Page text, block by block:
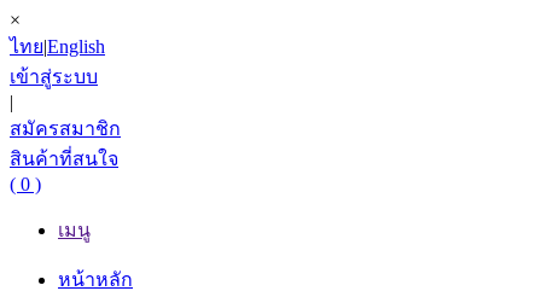
×
ไทย|English
เข้าสู่ระบบ
|
สมัครสมาชิก
สินค้าที่สนใจ
( 0 )
เมนู
หน้าหลัก